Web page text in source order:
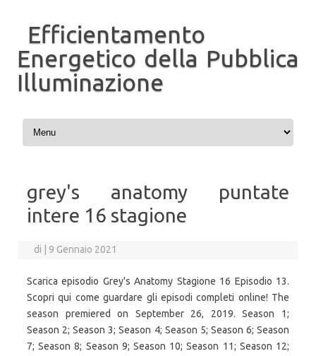
Efficientamento
Energetico della Pubblica
Illuminazione
Vai al contenuto
grey's anatomy puntate
intere 16 stagione
di 9 Gennaio 2021
Scarica episodio Grey's Anatomy Stagione 16 Episodio 13.
Scopri qui come guardare gli episodi completi online! The
season premiered on September 26, 2019. Season 1;
Season 2; Season 3; Season 4; Season 5; Season 6; Season
7; Season 8; Season 9; Season 10; Season 11; Season 12;